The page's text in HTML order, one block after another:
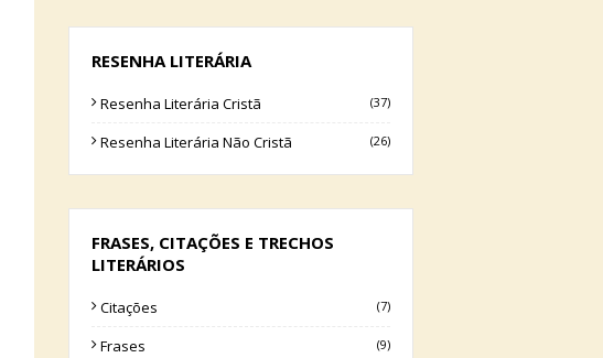
RESENHA LITERÁRIA
Resenha Literária Cristã (37)
Resenha Literária Não Cristã (26)
FRASES, CITAÇÕES E TRECHOS
LITERÁRIOS
Citações (7)
Frases (9)